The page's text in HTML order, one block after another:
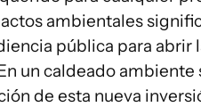
ambientales
pública para abrir
un caldeado
de esta nueva